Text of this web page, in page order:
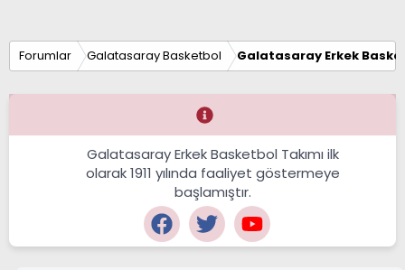
Forumlar Galatasaray Basketbol Galatasaray Erkek
Galatasaray Erkek Basketbol Takımı ilk
olarak 1911 yılında faaliyet göstermeye
başlamıştır.